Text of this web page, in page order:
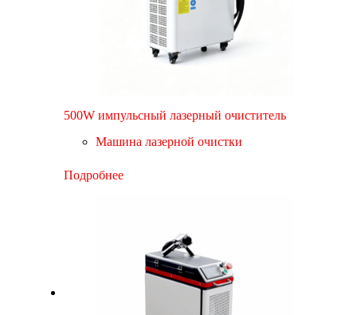
500W импульсный лазерный очиститель
Машина лазерной очистки
Подробнее